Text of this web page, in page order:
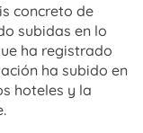
concreto de
subidas en lo
ha registrado
ha subido en
hoteles y la